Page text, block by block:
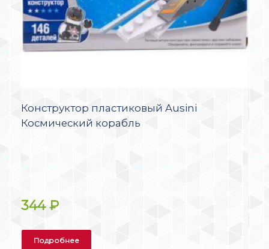
Конструктор пластиковый Ausini
Космический корабль
344₽
Подробнее